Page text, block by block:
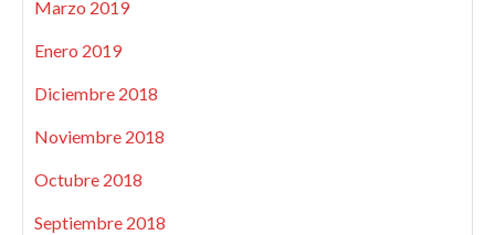
Marzo 2019
Enero 2019
Diciembre 2018
Noviembre 2018
Octubre 2018
Septiembre 2018